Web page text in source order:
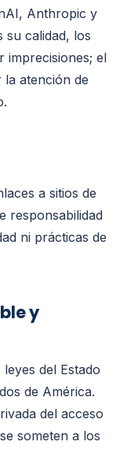
Anthropic y
su calidad, los
imprecisiones; el
la atención de
a sitios de
responsabilidad
ni prácticas de
y
del Estado
de América.
del acceso
someten a los